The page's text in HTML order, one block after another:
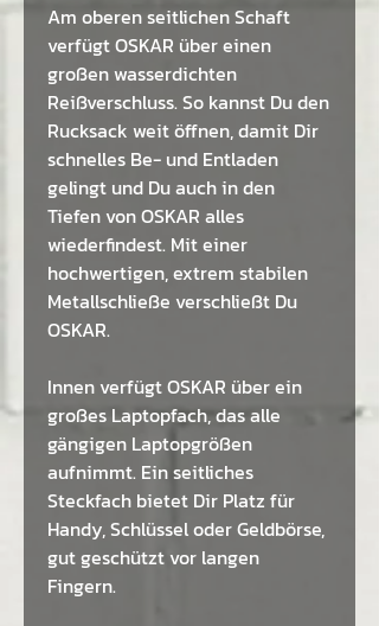
Am oberen seitlichen Schaft
verfügt OSKAR über einen
großen wasserdichten
Reißverschluss. So kannst Du den
Rucksack weit öffnen, damit Dir
schnelles Be- und Entladen
gelingt und Du auch in den
Tiefen von OSKAR alles
wiederfindest. Mit einer
hochwertigen, extrem stabilen
Metallschließe verschließt Du
OSKAR.
Innen verfügt OSKAR über ein
großes Laptopfach, das alle
gängigen Laptopgrößen
aufnimmt. Ein seitliches
Steckfach bietet Dir Platz für
Handy, Schlüssel oder Geldbörse,
gut geschützt vor langen
Fingern.